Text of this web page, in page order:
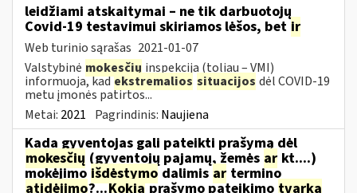
leidžiami atskaitymai – ne tik darbuotojų
Covid-19 testavimui skiriamos lėšos, bet ir
Web turinio sąrašas 2021-01-07
Valstybinė mokesčių inspekcija (toliau – VMI)
informuoja, kadekstremalios situacijos dėl COVID-19
metu įmonės patirtos...
Metai: 2021 Pagrindinis: Naujiena
Kada gyventojas gali pateikti prašymą dėl
mokesčių (gyventojų pajamų, žemės ar kt....)
mokėjimo išdėstymo dalimis ar termino
atidėjimo?...Kokiaprašymo pateikimo tvarka